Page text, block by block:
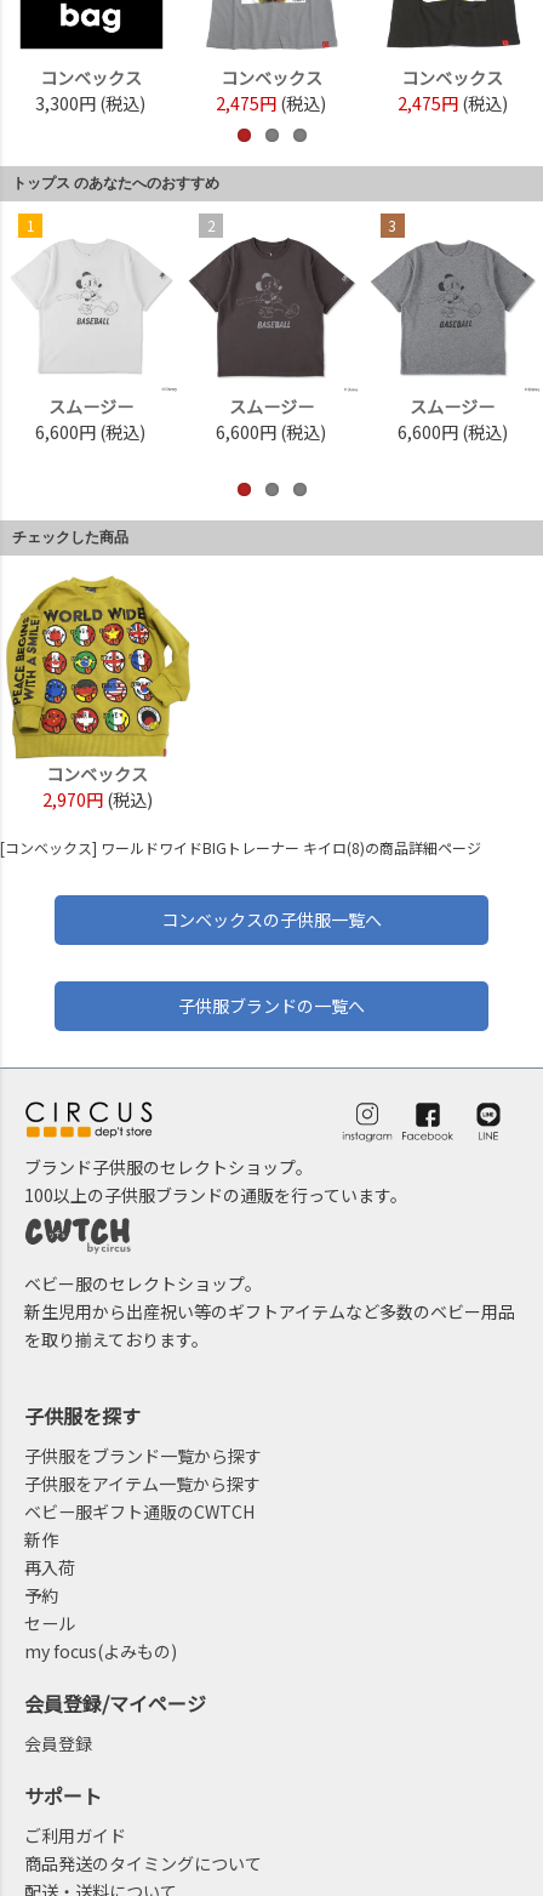
コンベックス
3,300円 (税込)
コンベックス
2,475円 (税込)
コンベックス
2,475円 (税込)
トップス のあなたへのおすすめ
1
スムージー
6,600円 (税込)
2
スムージー
6,600円 (税込)
3
スムージー
6,600円 (税込)
チェックした商品
コンベックス
2,970円 (税込)
[コンベックス] ワールドワイドBIGトレーナー キイロ(8)の商品詳細ページ
コンベックスの子供服一覧へ
子供服ブランドの一覧へ
ブランド子供服のセレクトショップ。
100以上の子供服ブランドの通販を行っています。
ベビー服のセレクトショップ。
新生児用から出産祝い等のギフトアイテムなど多数のベビー用品
を取り揃えております。
子供服を探す
子供服をブランド一覧から探す
子供服をアイテム一覧から探す
ベビー服ギフト通販のCWTCH
新作
再入荷
予約
セール
my focus(よみもの)
会員登録/マイページ
会員登録
サポート
ご利用ガイド
商品発送のタイミングについて